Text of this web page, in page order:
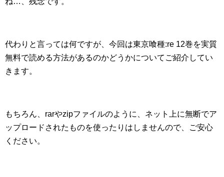
代わりと言っては何ですが、今回は東京喰種:re 12巻を実質
無料で読める方法があるのかどうかについてご紹介してい
きます。
もちろん、rarやzipファイルのように、ネット上に無断でア
ップロードされたものを使ったりはしませんので、ご安心
ください。